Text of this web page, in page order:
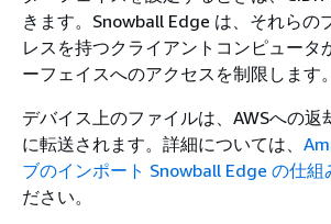
きます。Snowball Edge は、それらの
レスを持つクライアントコンピュータ
ーフェイスへのアクセスを制限します。
デバイス上のファイルは、AWSへの返
に転送されます。詳細については、
ブのインポート Snowball Edge の仕組
ださい。